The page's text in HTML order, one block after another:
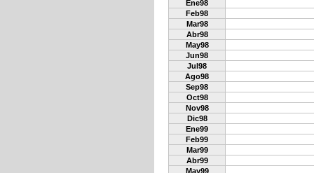
Ene98
Feb98
Mar98
Abr98
May98
Jun98
Jul98
Ago98
Sep98
Oct98
Nov98
Dic98
Ene99
Feb99
Mar99
Abr99
May99